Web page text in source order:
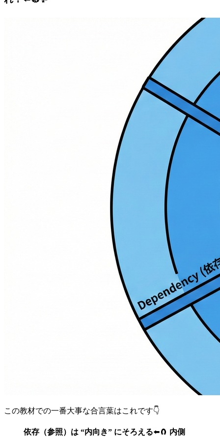
この教材での一番大事な合言葉はこれです👇
依存（参照）は “内向き” にそろえる⬅️🧲 内側